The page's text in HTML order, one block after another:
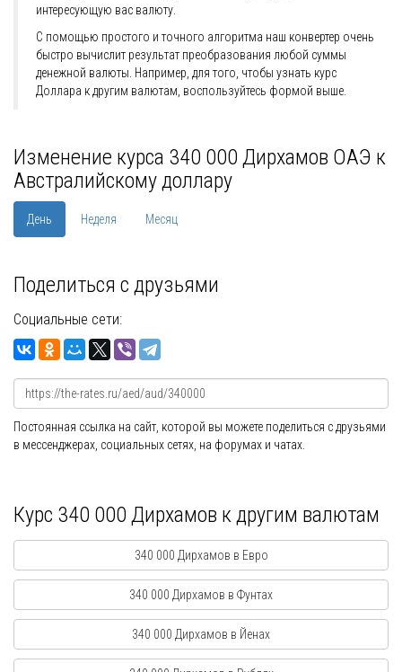
интересующую вас валюту.
С помощью простого и точного алгоритма наш конвертер очень
быстро вычислит результат преобразования любой суммы
денежной валюты. Например, для того, чтобы узнать курс
Доллара к другим валютам, воспользуйтесь формой выше.
Изменение курса 340 000 Дирхамов ОАЭ к
Австралийскому доллару
День Неделя Месяц
Поделиться с друзьями
Социальные сети:
Постоянная ссылка на сайт, которой вы можете поделиться с друзьями
в мессенджерах, социальных сетях, на форумах и чатах.
Курс 340 000 Дирхамов к другим валютам
340 000 Дирхамов в Евро
340 000 Дирхамов в Фунтах
340 000 Дирхамов в Йенах